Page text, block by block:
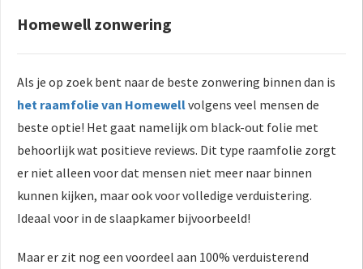
Homewell zonwering
Als je op zoek bent naar de beste zonwering binnen dan is
het raamfolie van Homewellvolgens veel mensen de
beste optie! Het gaat namelijk om black-out folie met
behoorlijk wat positieve reviews. Dit type raamfolie zorgt
er niet alleen voor dat mensen niet meer naar binnen
kunnen kijken, maar ook voor volledige verduistering.
Ideaal voor in de slaapkamer bijvoorbeeld!
Maar er zit nog een voordeel aan 100% verduisterend